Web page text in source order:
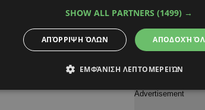
κατά των μελών
φόνου χθες βράδυ,
SHOW ALL PARTNERS (1499) →
ΑΠΟΔΟΧΉ
ΑΠΌΡΡΙΨΗ ΌΛΩΝ
ΕΜΦΆΝΙΣΗ ΛΕΠΤΟΜΕΡΕΙΏΝ